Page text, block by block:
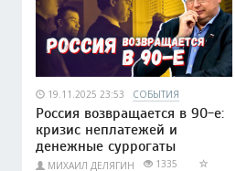
19.11.2025 23:53 СОБЫТИЯ
Россия возвращается в 90-е:
кризис неплатежей и
денежные суррогаты
МИХАИЛ ДЕЛЯГИН 1335